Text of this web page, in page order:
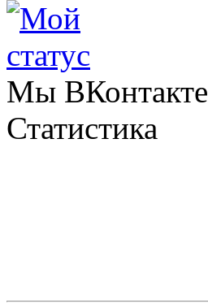
Мы ВКонтакте
Статистика